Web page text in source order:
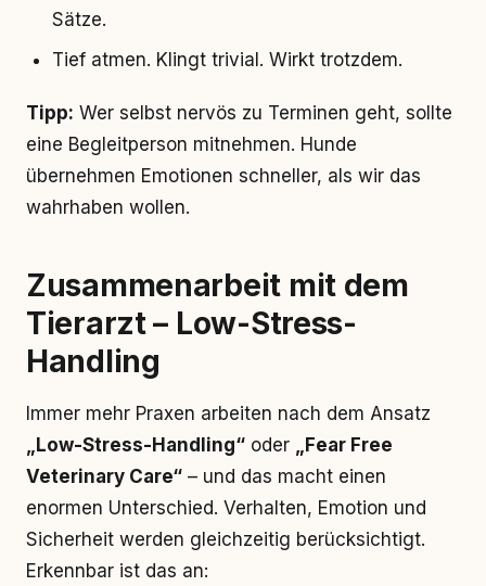
Sätze.
Tief atmen. Klingt trivial. Wirkt trotzdem.
Tipp: Wer selbst nervös zu Terminen geht, sollte
eine Begleitperson mitnehmen. Hunde
übernehmen Emotionen schneller, als wir das
wahrhaben wollen.
Zusammenarbeit mit dem
Tierarzt – Low-Stress-
Handling
Immer mehr Praxen arbeiten nach dem Ansatz
„Low-Stress-Handling“ oder „Fear Free
Veterinary Care“ – und das macht einen
enormen Unterschied. Verhalten, Emotion und
Sicherheit werden gleichzeitig berücksichtigt.
Erkennbar ist das an: